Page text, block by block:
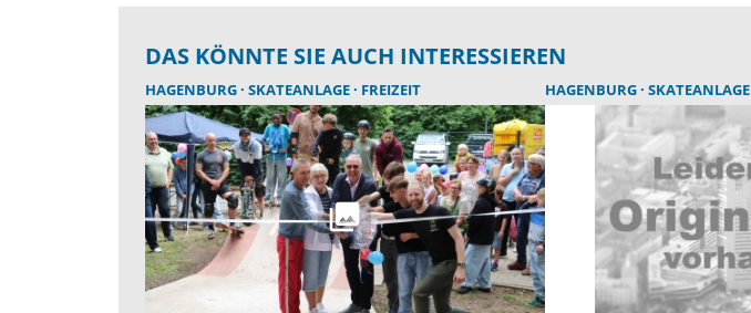
DAS KÖNNTE SIE AUCH INTERESSIEREN
HAGENBURG SKATEANLAGE FREIZEIT HAGENBURG SKATEANLAGE